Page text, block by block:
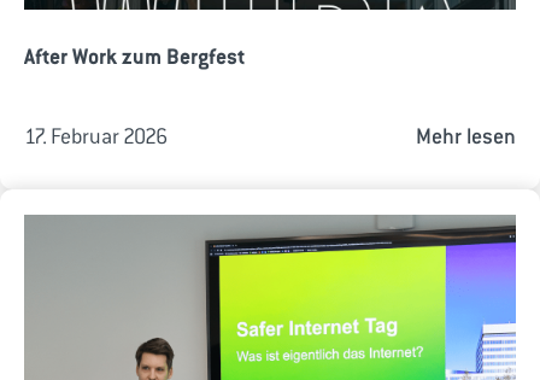
After Work zum Bergfest
17. Februar 2026 Mehr lesen